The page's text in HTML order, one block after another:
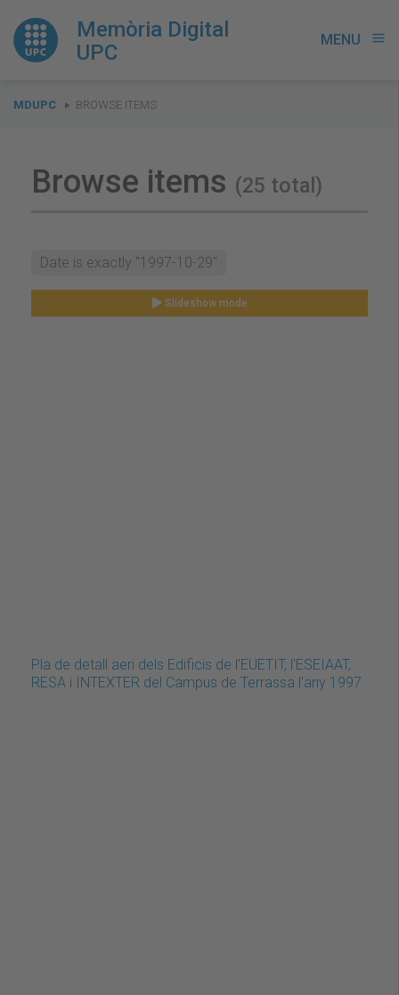
Memòria Digital
UPC
MENU menu
You
MDUPC BROWSE ITEMS
Browse items (25 total)
Date is exactly "1997-10-29"
Slideshow mode
Pla de detall aeri dels Edificis de l'EUETIT, l'ESEIAAT,
RESA i INTEXTER del Campus de Terrassa l'any 1997